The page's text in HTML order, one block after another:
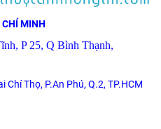
CHÍ MINH
P 25, Q Bình Thạnh,
Chí Thọ, P.An Phú, Q.2, TP.HCM